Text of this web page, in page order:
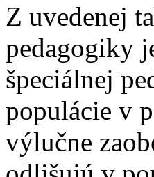
Z uvedenej
pedagogiky
špeciálnej
populácie v
výlučne